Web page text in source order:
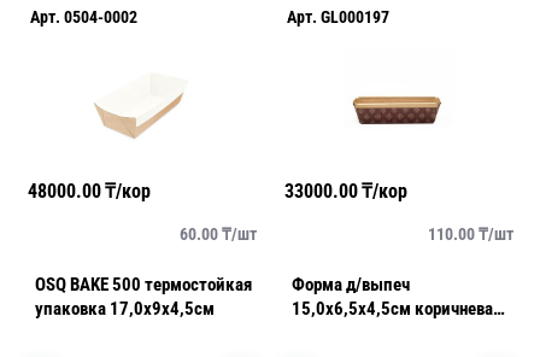
Арт. 0504-0002
48000.00₸/кор
60.00₸/шт
OSQ BAKE 500 термостойкая
упаковка 17,0х9х4,5см
Арт. GL000197
33000.00₸/кор
110.00₸/шт
Форма д/выпеч
15,0х6,5х4,5см коричневая